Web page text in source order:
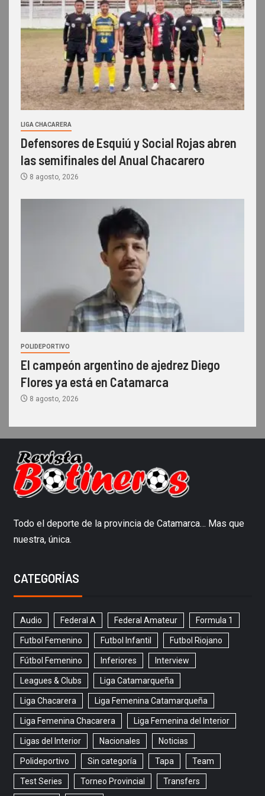
LIGA CHACARERA
Defensores de Esquiú y Social Rojas abren
las semifinales del Anual Chacarero
8 agosto, 2026
POLIDEPORTIVO
El campeón argentino de ajedrez Diego
Flores ya está en Catamarca
8 agosto, 2026
Todo el deporte de la provincia de Catamarca… Mas que
nuestra, única.
CATEGORÍAS
Audio Federal A Federal Amateur Formula 1
Futbol Femenino Futbol Infantil Futbol Riojano
Fútbol Femenino Inferiores Interview
Leagues & Clubs Liga Catamarqueña
Liga Chacarera Liga Femenina Catamarqueña
Liga Femenina Chacarera Liga Femenina del Interior
Ligas del Interior Nacionales Noticias
Polideportivo Sin categoría Tapa Team
Test Series Torneo Provincial Transfers